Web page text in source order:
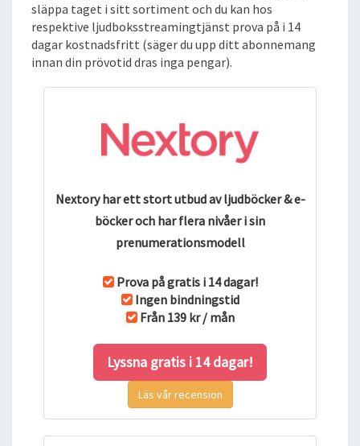
släppa taget i sitt sortiment och du kan hos
respektive ljudboksstreamingtjänst prova på i 14
dagar kostnadsfritt (säger du upp ditt abonnemang
innan din prövotid dras inga pengar).
Nextory har ett stort utbud av ljudböcker & e-
böcker och har flera nivåer i sin
prenumerationsmodell
Prova på gratis i 14 dagar!
Ingen bindningstid
Från 139 kr / mån
Lyssna gratis i 14 dagar!
Läs vår recension